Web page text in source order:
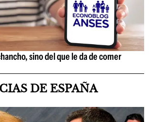
sino del que le da de comer
DE ESPAÑA